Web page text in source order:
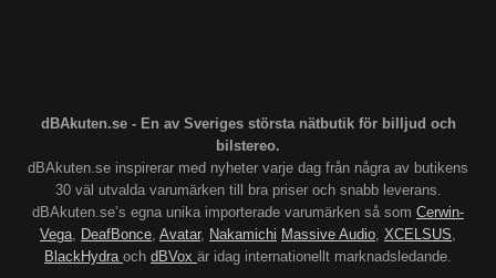
dBAkuten.se - En av Sveriges största nätbutik för billjud och
bilstereo.
dBAkuten.se inspirerar med nyheter varje dag från några av butikens
30 väl utvalda varumärken till bra priser och snabb leverans.
dBAkuten.se’s egna unika importerade varumärken så som Cerwin-
Vega, DeafBonce, Avatar, Nakamichi Massive Audio, XCELSUS,
BlackHydra och dBVox är idag internationellt marknadsledande.